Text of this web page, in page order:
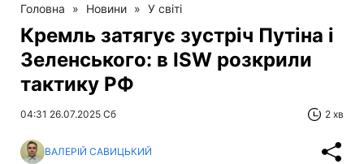
Головна » Новини » У світі
Кремль затягує зустріч Путіна і
Зеленського: в ISW розкрили
тактику РФ
04:31 26.07.2025 Сб 2 хв
ВАЛЕРІЙ САВИЦЬКИЙ